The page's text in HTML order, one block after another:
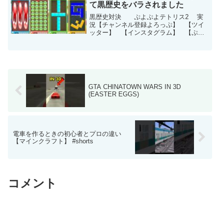
て黒歴史をバラされました
黒歴史対決 ぷよぷよテトリス2 実
況【チャンネル登録よろっぷ】 【ツイ
ッター】 【インスタグラム】 【ぷよ
GTA CHINATOWN WARS IN 3D
(EASTER EGGS)
電車を作るときの初心者とプロの違い
【マインクラフト】 #shorts
コメント